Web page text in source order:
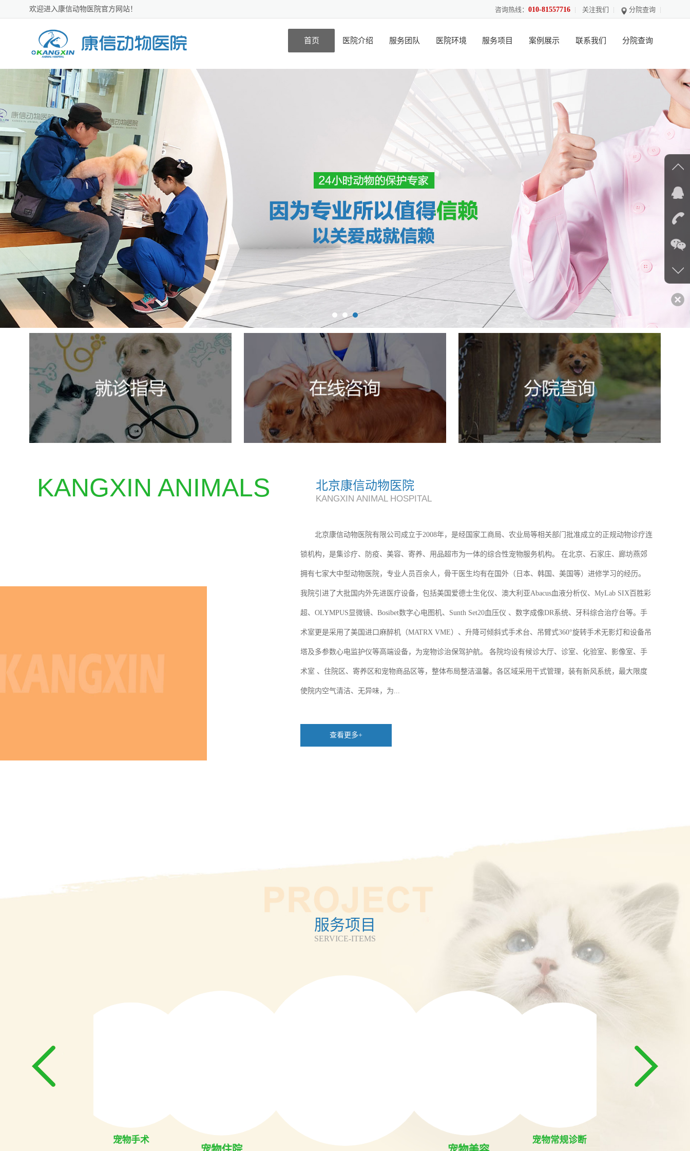
欢迎进入康信动物医院官方网站！ 咨询热线： 010-81557716 关注我们 分院查询
首页 医院介绍 服务团队 医院环境 服务项目 案例展示 联系我们 分院查询
KANGXIN ANIMALS 北京康信动物医院
KANGXIN ANIMAL HOSPITAL
北京康信动物医院有限公司成立于2008年，是经国家工商局、农业局等相关部门批准成立的正规动物诊疗连
锁机构，是集诊疗、防疫、美容、寄养、用品超市为一体的综合性宠物服务机构。 在北京、石家庄、廊坊燕郊
拥有七家大中型动物医院，专业人员百余人，骨干医生均有在国外（日本、韩国、美国等）进修学习的经历。
我院引进了大批国内外先进医疗设备，包括美国爱德士生化仪、澳大利亚Abacus血液分析仪、MyLab SIX百胜彩
超、OLYMPUS显微镜、Bosibet数字心电图机、Sunth Set20血压仪 、数字成像DR系统、牙科综合治疗台等。手
术室更是采用了美国进口麻醉机（MATRX VME）、升降可倾斜式手术台、吊臂式360°旋转手术无影灯和设备吊
塔及多参数心电监护仪等高端设备，为宠物诊治保驾护航。 各院均设有候诊大厅、诊室、化验室、影像室、手
术室 、住院区、寄养区和宠物商品区等，整体布局整洁温馨。各区域采用干式管理，装有新风系统，最大限度
使院内空气清洁、无异味，为...
查看更多+
服务项目
SERVICE-ITEMS
宠物手术 宠物常规诊断